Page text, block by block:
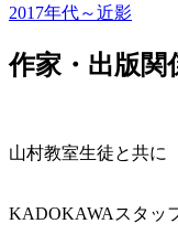
2017年代～近影
作家・出版
山村教室生徒と共に
KADOKAWAスタッ